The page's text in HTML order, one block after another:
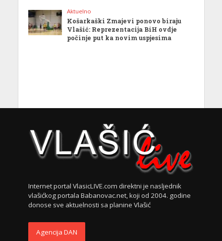
Aktuelno
Košarkaški Zmajevi ponovo biraju
Vlašić: Reprezentacija BiH ovdje
počinje put ka novim uspjesima
Internet portal VlasicLIVE.com direktni je nasljednik
vlašićkog portala Babanovac.net, koji od 2004. godine
donose sve aktuelnosti sa planine Vlašić
Agencija DAN